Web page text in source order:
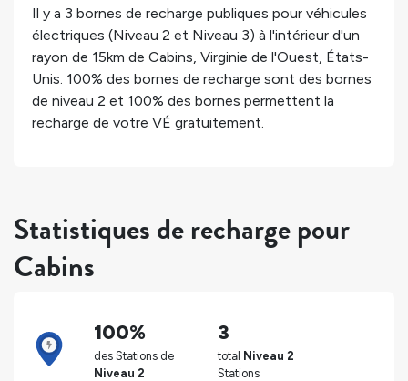
Il y a 3 bornes de recharge publiques pour véhicules
électriques (Niveau 2 et Niveau 3) à l'intérieur d'un
rayon de 15km de Cabins, Virginie de l'Ouest, États-
Unis. 100% des bornes de recharge sont des bornes
de niveau 2 et 100% des bornes permettent la
recharge de votre VÉ gratuitement.
Statistiques de recharge pour
Cabins
100%
des Stations de
Niveau 2
3
total Niveau 2
Stations